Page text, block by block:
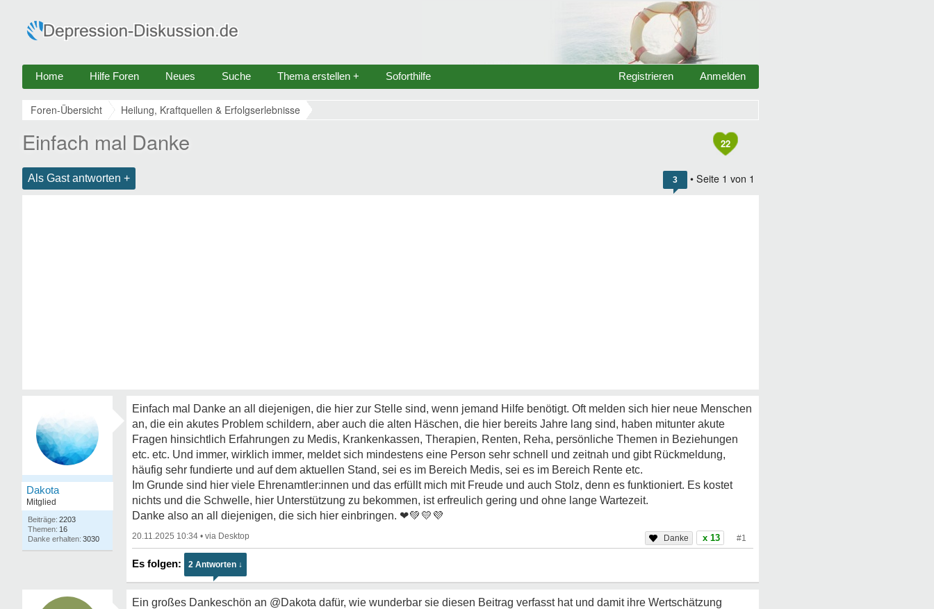
Home Hilfe Foren Neues Suche Thema erstellen + Soforthilfe Anmelden
Registrieren
Foren-Übersicht Heilung, Kraftquellen & Erfolgserlebnisse
22
Einfach mal Danke
Als Gast antworten + 3 • Seite 1 von 1
Dakota
Mitglied
2203
16
3030
Einfach mal Danke an all diejenigen, die hier zur Stelle sind, wenn jemand Hilfe benötigt. Oft melden sich hier neue Menschen
an, die ein akutes Problem schildern, aber auch die alten Häschen, die hier bereits Jahre lang sind, haben mitunter akute
Fragen hinsichtlich Erfahrungen zu Medis, Krankenkassen, Therapien, Renten, Reha, persönliche Themen in Beziehungen
etc. etc. Und immer, wirklich immer, meldet sich mindestens eine Person sehr schnell und zeitnah und gibt Rückmeldung,
häufig sehr fundierte und auf dem aktuellen Stand, sei es im Bereich Medis, sei es im Bereich Rente etc.
Im Grunde sind hier viele Ehrenamtler:innen und das erfüllt mich mit Freude und auch Stolz, denn es funktioniert. Es kostet
nichts und die Schwelle, hier Unterstützung zu bekommen, ist erfreulich gering und ohne lange Wartezeit.
Danke also an all diejenigen, die sich hier einbringen. ❤💚💛💜
20.11.2025 10:34 • x 13 #1
2 Antworten ↓
Ein großes Dankeschön an @Dakota dafür, wie wunderbar sie diesen Beitrag verfasst hat und damit ihre Wertschätzung